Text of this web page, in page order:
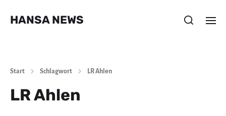
HANSA NEWS
Start Schlagwort LR Ahlen
LR Ahlen